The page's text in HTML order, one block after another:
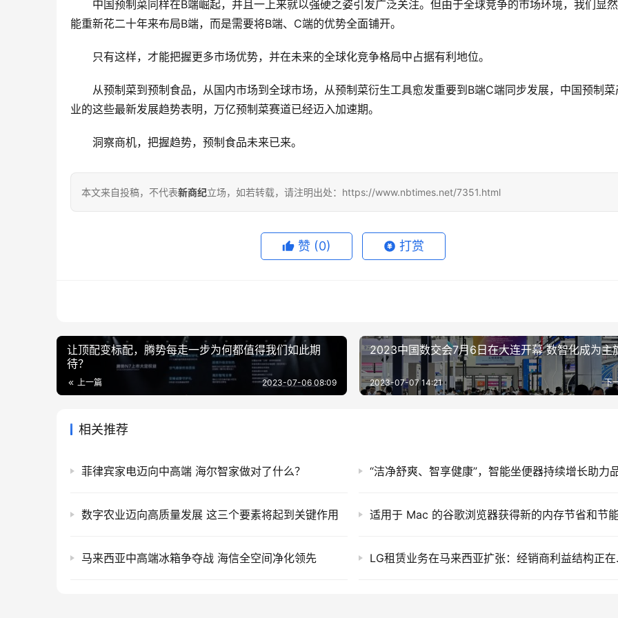
中国预制菜同样在B端崛起，并且一上来就以强硬之姿引发广泛关注。但由于全球竞争的市场环境，我们显
能重新花二十年来布局B端，而是需要将B端、C端的优势全面铺开。
只有这样，才能把握更多市场优势，并在未来的全球化竞争格局中占据有利地位。
从预制菜到预制食品，从国内市场到全球市场，从预制菜衍生工具愈发重要到B端C端同步发展，中国预制菜
业的这些最新发展趋势表明，万亿预制菜赛道已经迈入加速期。
洞察商机，把握趋势，预制食品未来已来。
本文来自投稿，不代表新商纪立场，如若转载，请注明出处：https://www.nbtimes.net/7351.html
赞 (0) 打赏
让顶配变标配，腾势每走一步为何都值得我们如此期
待？
上一篇 2023-07-06 08:09
2023中国数交会7月6日在大连开幕 数智化成为主
下
2023-07-07 14:21
相关推荐
菲律宾家电迈向中高端 海尔智家做对了什么？
数字农业迈向高质量发展 这三个要素将起到关键作用
马来西亚中高端冰箱争夺战 海信全空间净化领先 LG租